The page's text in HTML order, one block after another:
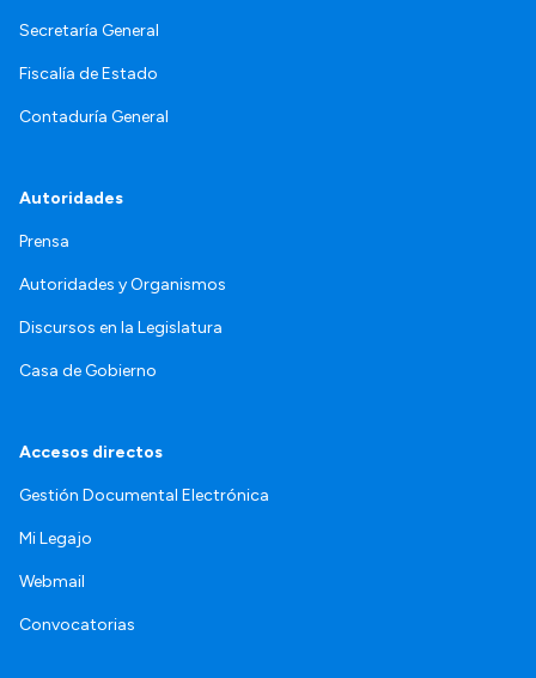
Secretaría General
Fiscalía de Estado
Contaduría General
Autoridades
Prensa
Autoridades y Organismos
Discursos en la Legislatura
Casa de Gobierno
Accesos directos
Gestión Documental Electrónica
Mi Legajo
Webmail
Convocatorias